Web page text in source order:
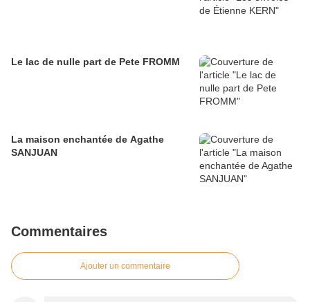
Le lac de nulle part de Pete FROMM
La maison enchantée de Agathe
SANJUAN
Commentaires
Ajouter un commentaire